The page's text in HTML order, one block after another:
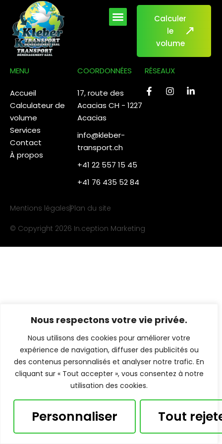
Nous respectons votre vie privée.
Nous utilisons des cookies pour améliorer votre
expérience de navigation, diffuser des publicités ou
des contenus personnalisés et analyser notre trafic. En
cliquant sur « Tout accepter », vous consentez à notre
utilisation des cookies.
Personnaliser Tout
principal
Calculer
le
volume
MENU
Accueil
Calculateur de
volume
Services
Contact
À propos
COORDONNÉES
17, route des
Acacias CH - 1227
Acacias
info@kleber-
transport.ch
+41 22 557 15 45
+41 76 435 52 84
RÉSEAUX
© Copyright 2026 In.ception Marketing
Mentions légalesPlan du site